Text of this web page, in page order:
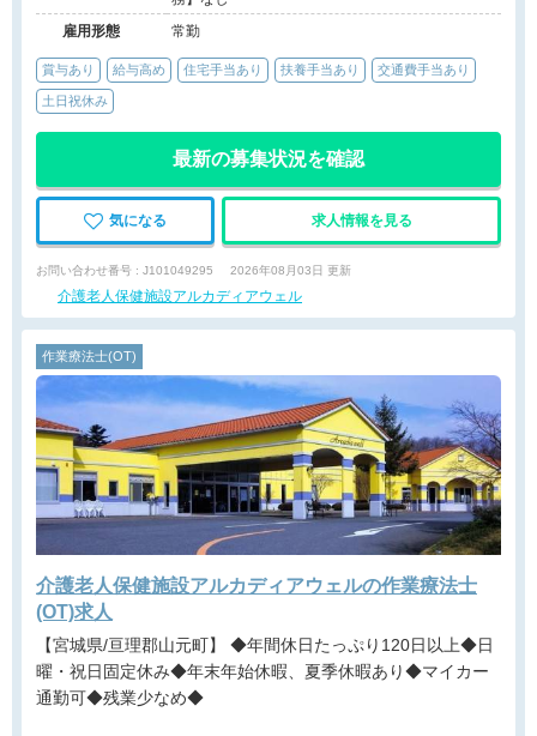
雇用形態
常勤
賞与あり 給与高め 住宅手当あり 扶養手当あり 交通費手当あり
土日祝休み
最新の募集状況を確認
気になる 求人情報を見る
お問い合わせ番号 : J101049295 2026年08月03日 更新
介護老人保健施設アルカディアウェル
作業療法士(OT)
介護老人保健施設アルカディアウェルの作業療法士
(OT)求人
【宮城県/亘理郡山元町】 ◆年間休日たっぷり120日以上◆日
曜・祝日固定休み◆年末年始休暇、夏季休暇あり◆マイカー
通勤可◆残業少なめ◆